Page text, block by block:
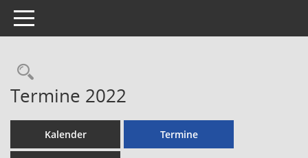
Toggle navigation
Rechercheauswahl
Termine 2022
Kalender Termine